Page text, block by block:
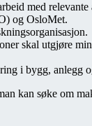
med
og OsloMet.
skal utgjøre
i bygg, anlegg
kan søke om